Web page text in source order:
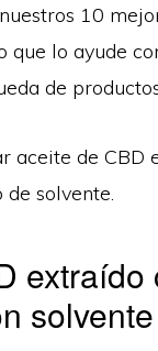
10
que lo ayude
de
aceite de
solvente.
solvente